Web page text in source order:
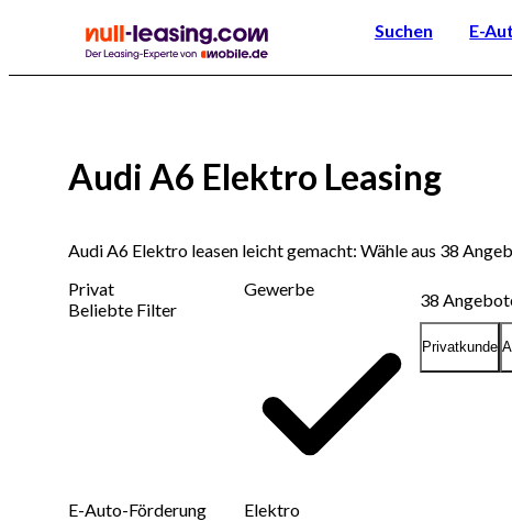
Suchen E-
Audi A6 Elektro Leasing
Audi A6 Elektro leasen leicht gemacht: Wähle aus 38
Privat
Gewerbe
Beliebte Filter
E-Auto-Förderung Elektro
38
Privatkunde